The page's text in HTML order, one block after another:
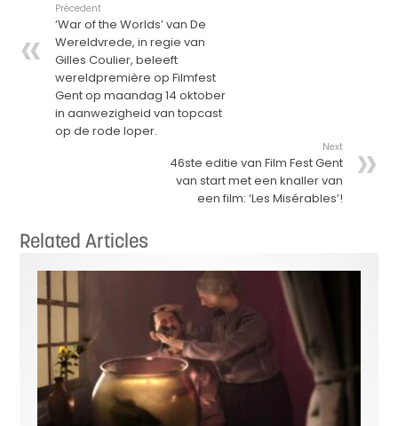
Précedent
‘War of the Worlds’ van De
Wereldvrede, in regie van
Gilles Coulier, beleeft
wereldpremière op Filmfest
Gent op maandag 14 oktober
in aanwezigheid van topcast
op de rode loper.
Next
46ste editie van Film Fest Gent
van start met een knaller van
een film: ‘Les Misérables’!
Related Articles